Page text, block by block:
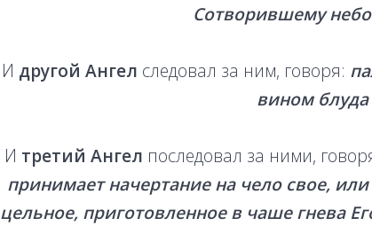
Сотворившему
И другой Ангел следовал за ним, говоря:
вином
И третий Ангел последовал за ними,
принимает начертание на чело свое,
цельное, приготовленное в чаше гнева